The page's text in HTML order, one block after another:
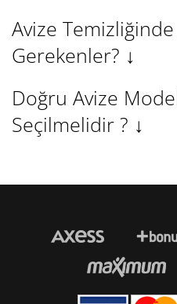
Avize
Gerekenler? ↓
Doğru Avize
Seçilmelidir ? ↓